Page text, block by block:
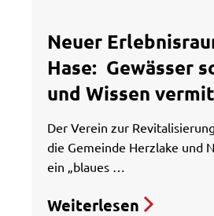
Neuer
Hase: Gewässer
und Wissen
Der Verein zur
die Gemeinde Herzlake und
ein „blaues …
Weiterlesen